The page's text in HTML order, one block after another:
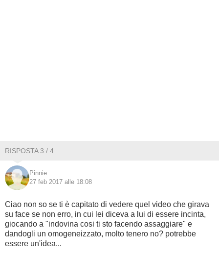
RISPOSTA 3 / 4
Pinnie
27 feb 2017 alle 18:08
Ciao non so se ti è capitato di vedere quel video che girava
su face se non erro, in cui lei diceva a lui di essere incinta,
giocando a "indovina cosi ti sto facendo assaggiare" e
dandogli un omogeneizzato, molto tenero no? potrebbe
essere un'idea...